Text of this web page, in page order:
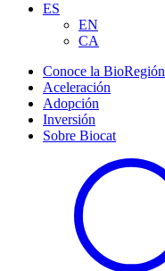
ES
EN
CA
Conoce la BioRegión
Aceleración
Adopción
Inversión
Sobre Biocat